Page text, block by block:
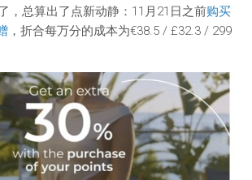
，总算出了点新动静：11月21日之前购买
，折合每万分的成本为€38.5 / £32.3 / 299